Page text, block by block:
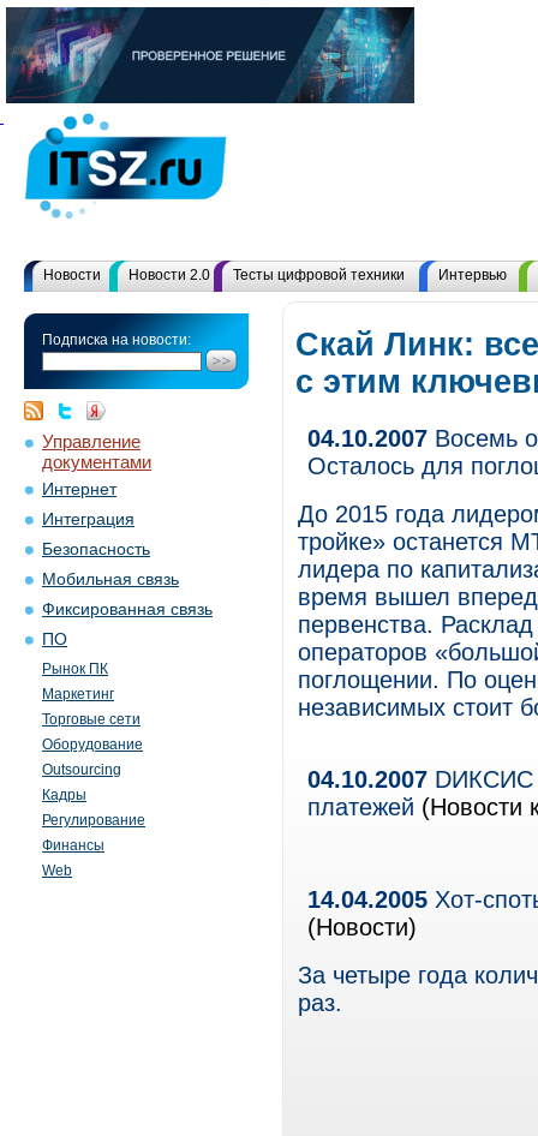
Новости Новости 2.0 Тесты цифровой техники Интервью
Подписка на новости:
Управление
документами
Интернет
Интеграция
Безопасность
Мобильная связь
Фиксированная связь
ПО
Рынок ПК
Маркетинг
Торговые сети
Оборудование
Outsourcing
Кадры
Регулирование
Финансы
Web
Скай Линк:
с этим
04.10.2007 Восемь
Осталось для
До 2015 года
тройке» останется
лидера по
время вышел
первенства.
операторов
поглощении. По
независимых стоит
04.10.2007 DИКСИС
платежей (Новости
14.04.2005 Хот-
(Новости)
За четыре года
раз.